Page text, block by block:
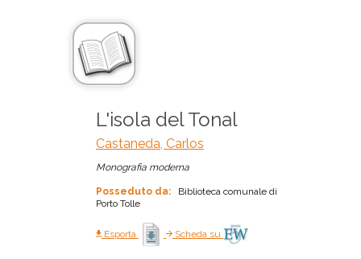
L'isola del Tonal
Castaneda, Carlos
Monografia moderna
Posseduto da:
Biblioteca comunale di
Porto Tolle
Esporta Scheda su